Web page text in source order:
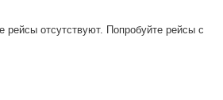
отсутствуют. Попробуйте рейсы с